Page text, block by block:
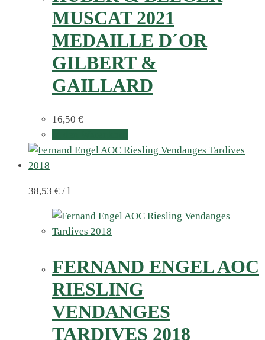
MUSCAT 2021
MEDAILLE D´OR
GILBERT &
GAILLARD
16,50 €
38,53 € / l
FERNAND ENGEL AOC
RIESLING
VENDANGES
TARDIVES 2018